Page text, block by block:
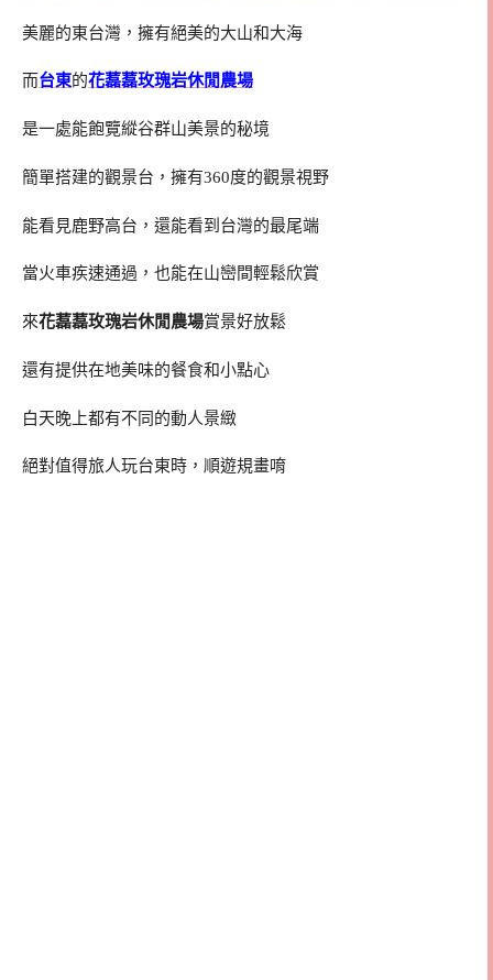
美麗的東台灣，擁有絕美的大山和大海
而台東的花藞藞玫瑰岩休閒農場
是一處能飽覽縱谷群山美景的秘境
簡單搭建的觀景台，擁有360度的觀景視野
能看見鹿野高台，還能看到台灣的最尾端
當火車疾速通過，也能在山巒間輕鬆欣賞
來花藞藞玫瑰岩休閒農場賞景好放鬆
還有提供在地美味的餐食和小點心
白天晚上都有不同的動人景緻
絕對值得旅人玩台東時，順遊規畫唷